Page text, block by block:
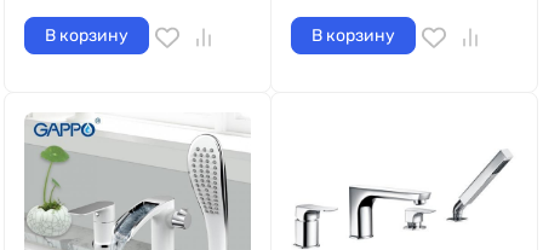
В корзину В корзину